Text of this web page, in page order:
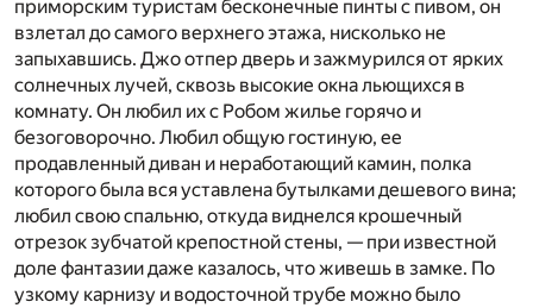
приморским туристам бесконечные пинты с пивом, он
взлетал до самого верхнего этажа, нисколько не
запыхавшись. Джо отпер дверь и зажмурился от ярких
солнечных лучей, сквозь высокие окна льющихся в
комнату. Он любил их с Робом жилье горячо и
безоговорочно. Любил общую гостиную, ее
продавленный диван и неработающий камин, полка
которого была вся уставлена бутылками дешевого вина;
любил свою спальню, откуда виднелся крошечный
отрезок зубчатой крепостной стены, — при известной
доле фантазии даже казалось, что живешь в замке. По
узкому карнизу и водосточной трубе можно было